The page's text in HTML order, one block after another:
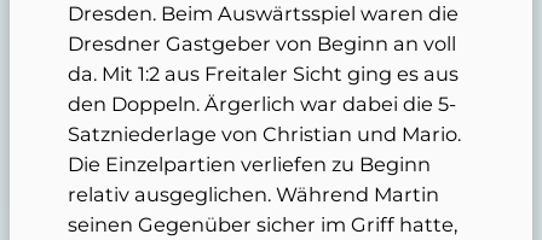
Dresden. Beim Auswärtsspiel waren die
Dresdner Gastgeber von Beginn an voll
da. Mit 1:2 aus Freitaler Sicht ging es aus
den Doppeln. Ärgerlich war dabei die 5-
Satzniederlage von Christian und Mario.
Die Einzelpartien verliefen zu Beginn
relativ ausgeglichen. Während Martin
seinen Gegenüber sicher im Griff hatte,